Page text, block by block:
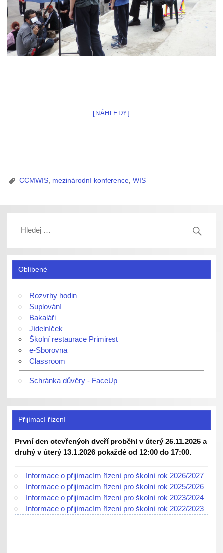
[NÁHLEDY]
CCMWIS mezinárodní konference ,WIS
Oblíbené
Rozvrhy hodin
Suplování
Bakaláři
Jídelníček
Školní restaurace Primirest
e-Sborovna
Classroom
Schránka důvěry - FaceUp
Přijímací řízení
První den otevřených dveří proběhl v úterý 25.11.2025 a
druhý v úterý 13.1.2026 pokaždé od 12:00 do 17:00.
Informace o přijímacím řízení pro školní rok 2026/2027
Informace o přijímacím řízení pro školní rok 2025/2026
Informace o přijímacím řízení pro školní rok 2023/2024
Informace o přijímacím řízení pro školní rok 2022/2023